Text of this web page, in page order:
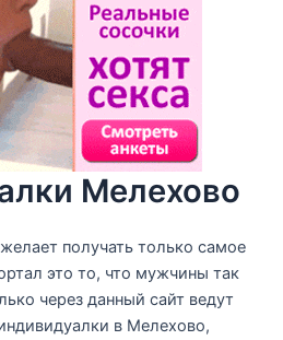
Мелехово
получать только самое
это то, что мужчины так
через данный сайт ведут
в Мелехово,